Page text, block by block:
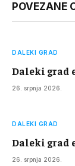
POVEZANE
DALEKI GRAD
Daleki grad
26. srpnja 2026.
DALEKI GRAD
Daleki grad
26. srpnja 2026.